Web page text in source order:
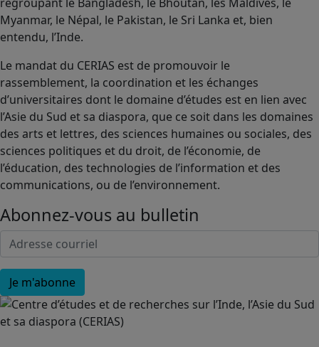
Myanmar, le Népal, le Pakistan, le Sri Lanka et, bien
entendu, l’Inde.
Le mandat du CERIAS est de promouvoir le
rassemblement, la coordination et les échanges
d’universitaires dont le domaine d’études est en lien avec
l’Asie du Sud et sa diaspora, que ce soit dans les domaines
des arts et lettres, des sciences humaines ou sociales, des
sciences politiques et du droit, de l’économie, de
l’éducation, des technologies de l’information et des
communications, ou de l’environnement.
Abonnez-vous au bulletin